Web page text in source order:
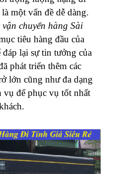
một vấn đề dễ dàng.
vận chuyển hàng Sài
tiêu hàng đầu của
lại sự tin tưởng của
phát triển thêm các
lớn cũng như đa dạng
vụ để phục vụ tốt nhất